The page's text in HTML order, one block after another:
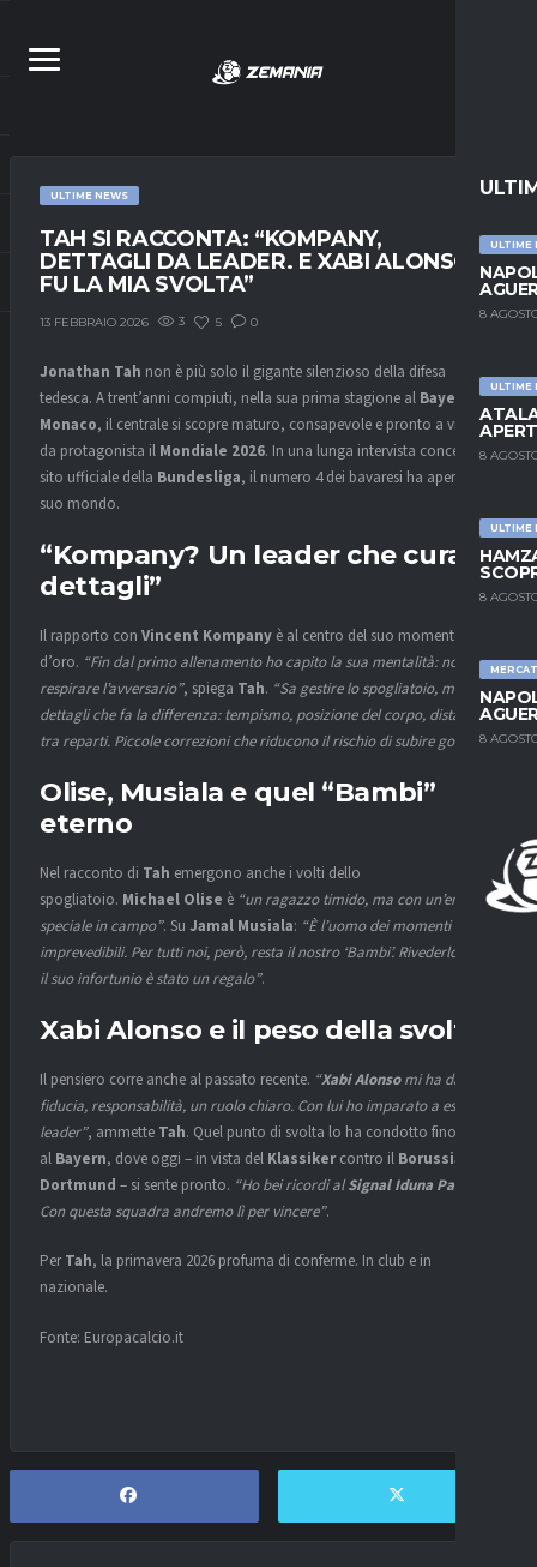
ULTIME
8
ULTIME
8
ULTIME
8
8
ULTIME NEWS
TAH SI RACCONTA: “KOMPANY,
DETTAGLI DA LEADER. E XABI ALONSO
FU LA MIA SVOLTA”
13 FEBBRAIO 2026 3 5 0
Jonathan Tah non è più solo il gigante silenzioso della difesa
tedesca. A trent’anni compiuti, nella sua prima stagione al Bayern
Monaco, il centrale si scopre maturo, consapevole e pronto a vivere
da protagonista il Mondiale 2026. In una lunga intervista concessa al
sito ufficiale della Bundesliga, il numero 4 dei bavaresi ha aperto il
suo mondo.
“Kompany? Un leader che cura i
dettagli”
Il rapporto con Vincent Kompany è al centro del suo momento
d’oro. “Fin dal primo allenamento ho capito la sua mentalità: non far
respirare l’avversario”, spiega Tah. “Sa gestire lo spogliatoio, ma è nei
dettagli che fa la differenza: tempismo, posizione del corpo, distanze
tra reparti. Piccole correzioni che riducono il rischio di subire gol”
Olise, Musiala e quel “Bambi”
eterno
Nel racconto di Tah emergono anche i volti dello
spogliatoio. Michael Olise è “un ragazzo timido, ma con un’energia
speciale in campo”. Su Jamal Musiala: “È l’uomo dei momenti
imprevedibili. Per tutti noi, però, resta il nostro ‘Bambi’. Rivederlo dopo
il suo infortunio è stato un regalo”.
Xabi Alonso e il peso della svolta
Il pensiero corre anche al passato recente. “Xabi Alonsomi ha dato
fiducia, responsabilità, un ruolo chiaro. Con lui ho imparato a essere
leader”, ammette Tah. Quel punto di svolta lo ha condotto fino
al Bayern, dove oggi – in vista del Klassikercontro il Borussia
Dortmund – si sente pronto. “Ho bei ricordi alSignal Iduna Park
Con questa squadra andremo lì per vincere”.
PerTah, la primavera 2026 profuma di conferme. In club e in
nazionale.
Fonte: Europacalcio.it